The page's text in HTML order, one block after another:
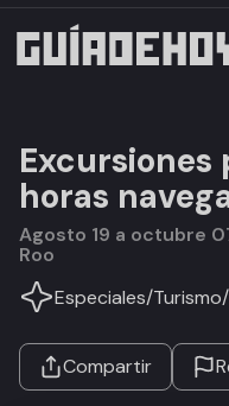
Excursiones
horas
agosto 19 a octubre 07, 2026 en Bacalar, Quintana
Roo
Especiales/Turismo/
Compartir